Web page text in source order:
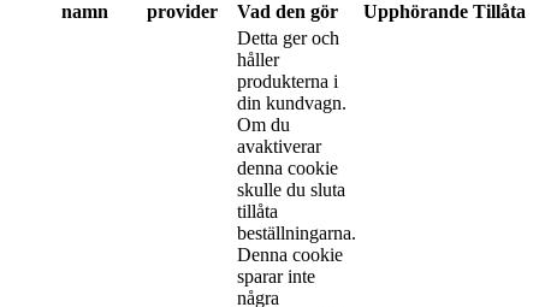
namn
provider Vad den gör Upphörande Tillåta
Detta ger och
håller
produkterna i
din kundvagn.
Om du
avaktiverar
denna cookie
skulle du sluta
tillåta
beställningarna.
Denna cookie
sparar inte
några